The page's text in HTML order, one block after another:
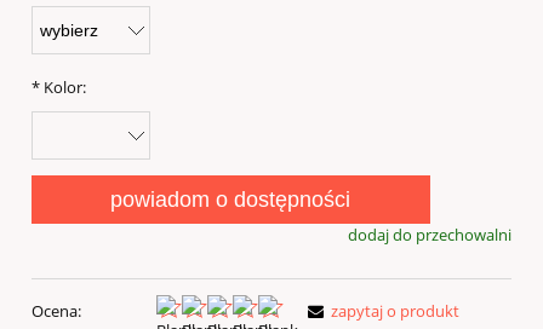
* Kolor:
powiadom o dostępności
dodaj do przechowalni
Ocena:
zapytaj o produkt